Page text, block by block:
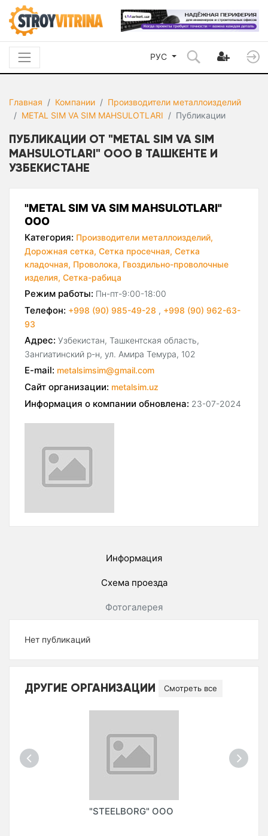
РУС
Главная Компании
Производители металлоизделий
METAL SIM VA SIM MAHSULOTLARI
Публикации
ПУБЛИКАЦИИ ОТ "METAL SIM VA SIM
MAHSULOTLARI" ООО В ТАШКЕНТЕ И
УЗБЕКИСТАНЕ
"METAL SIM VA SIM MAHSULOTLARI"
ООО
Категория: Производители металлоизделий,
Дорожная сетка, Сетка просечная, Сетка
кладочная, Проволока, Гвоздильно-проволочные
изделия, Сетка-рабица
Режим работы: Пн-пт-9:00-18:00
Телефон: +998 (90) 985-49-28 , +998 (90) 962-63-
93
Адрес: Узбекистан, Ташкентская область,
Зангиатинский р-н, ул. Амира Темура, 102
E-mail: metalsimsim@gmail.com
Сайт организации: metalsim.uz
Информация о компании обновлена: 23-07-2024
Информация
Схема проезда
Фотогалерея
Нет публикаций
ДРУГИЕ ОРГАНИЗАЦИИ Смотреть все
"STEELBORG" ООО